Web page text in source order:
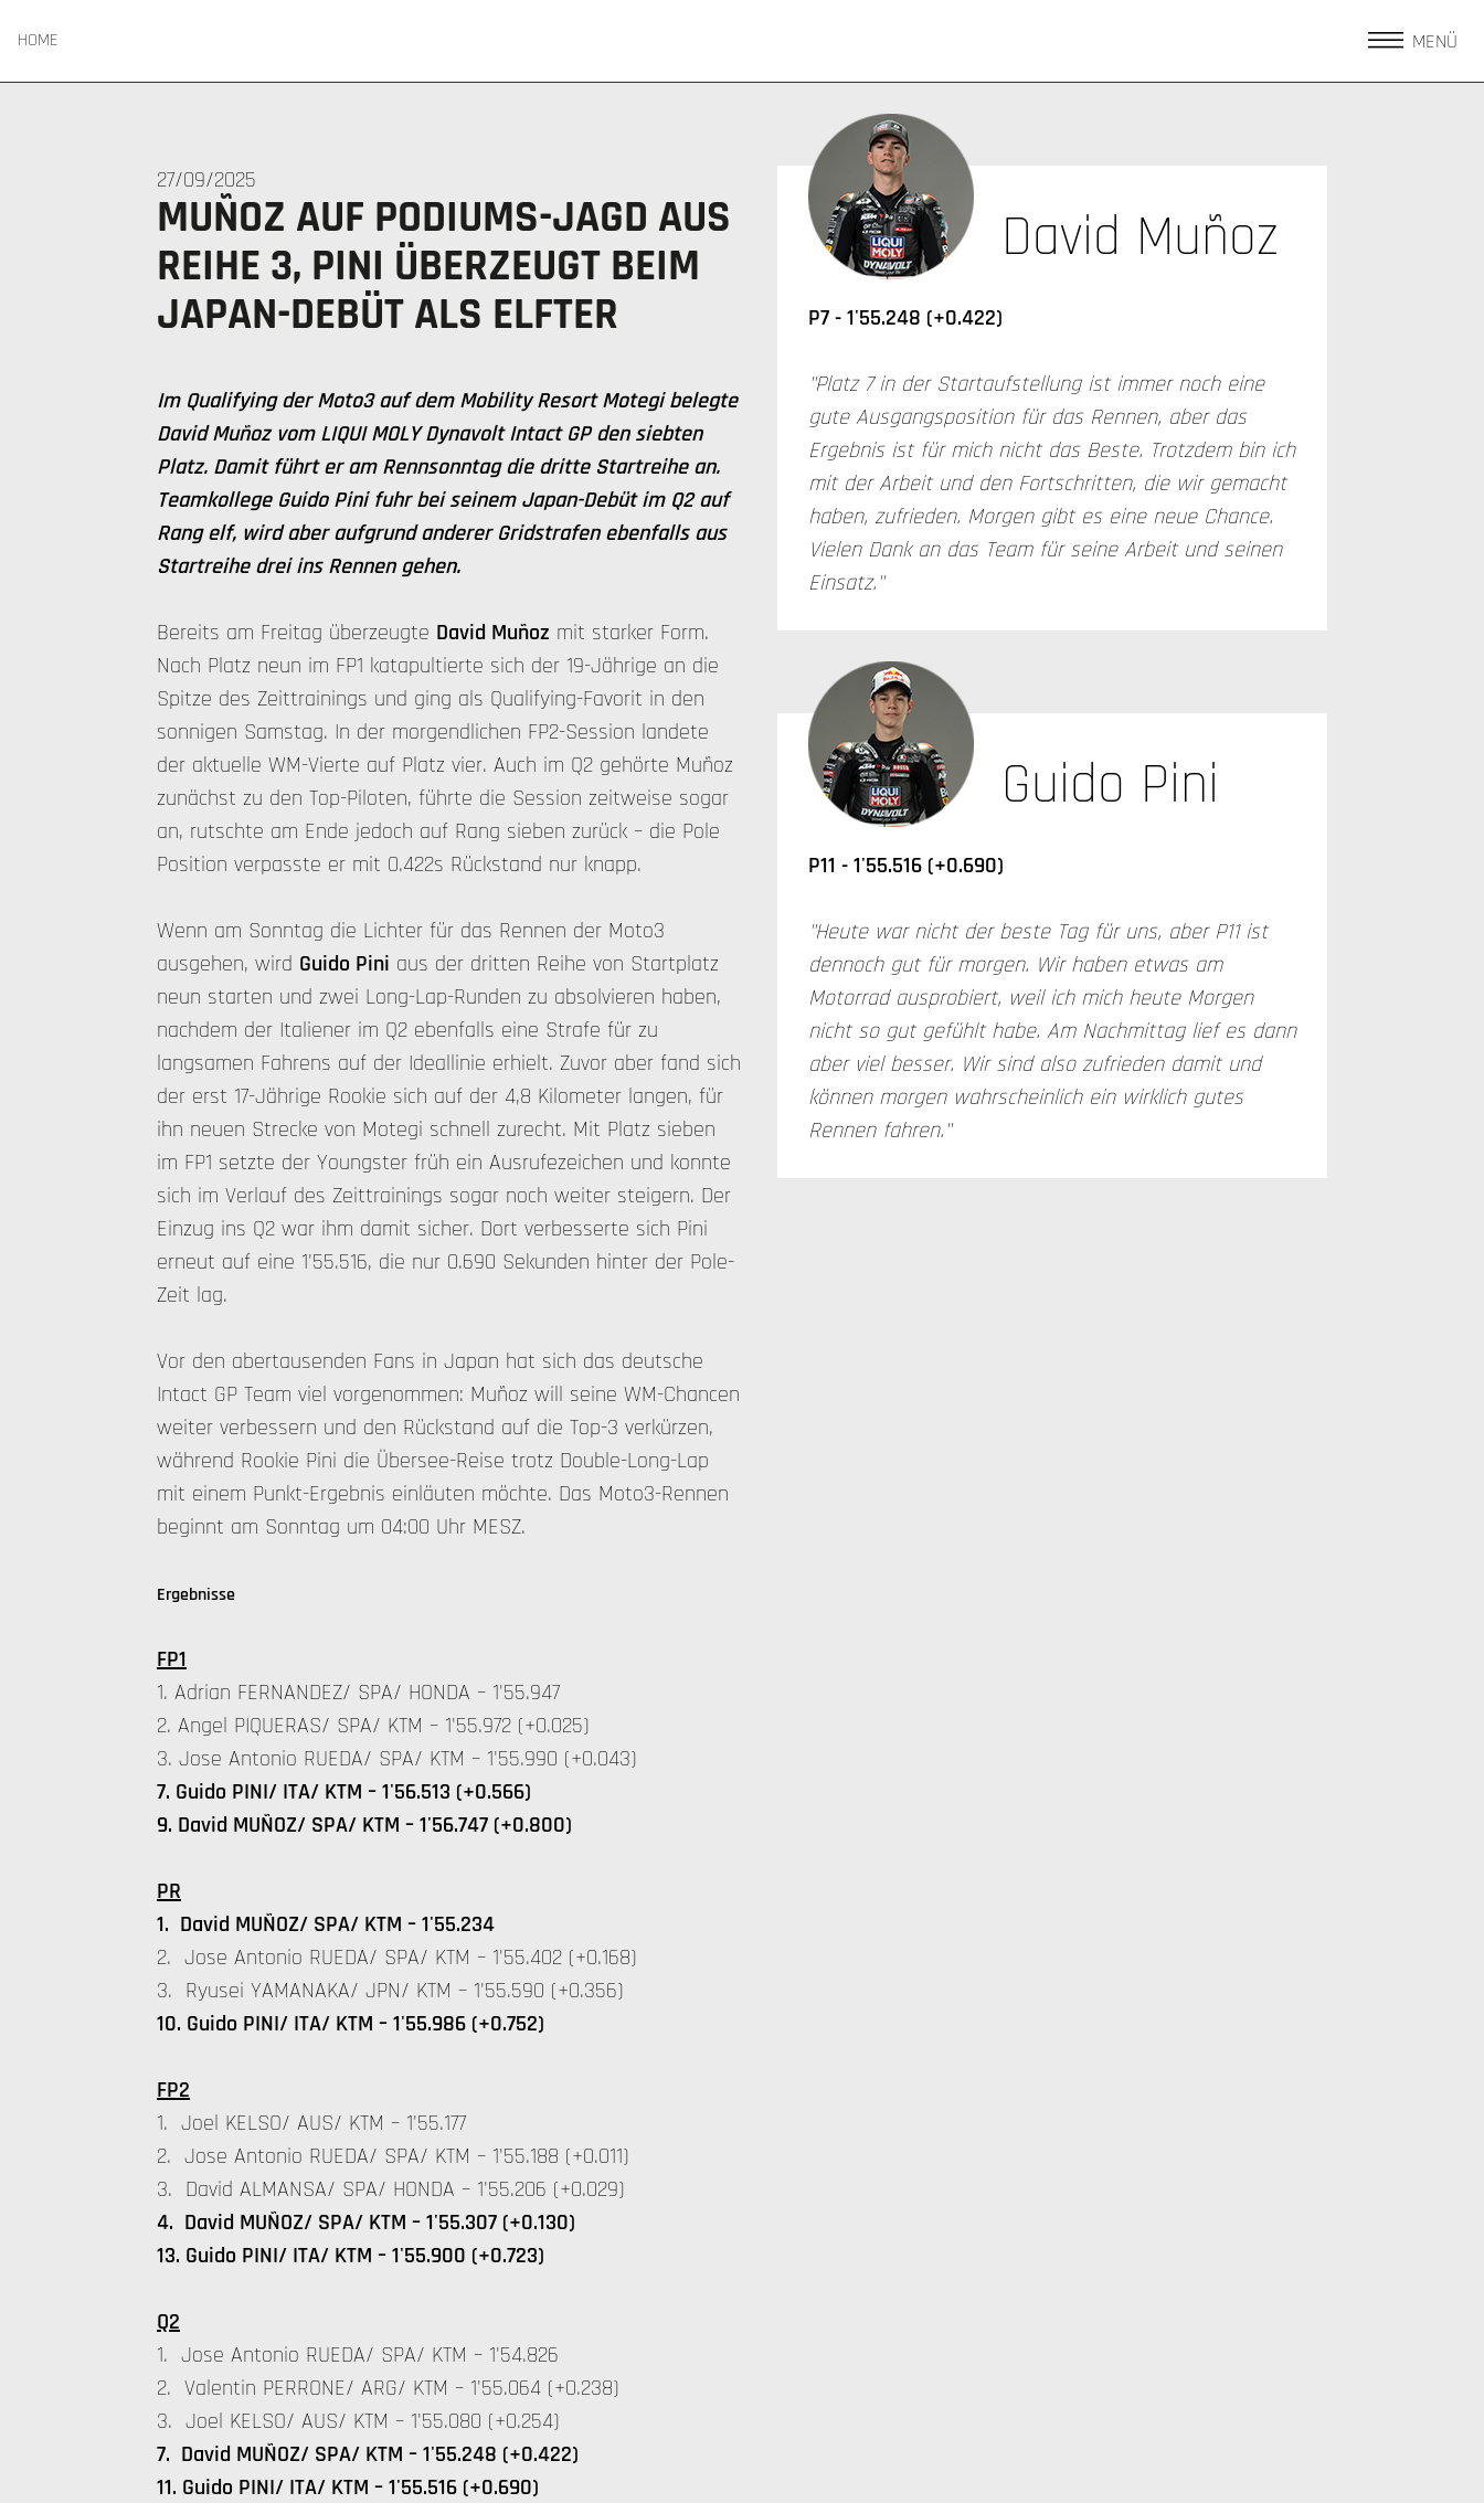
HOME MENÜ
27/09/2025
MUÑOZ AUF PODIUMS-JAGD AUS
REIHE 3, PINI ÜBERZEUGT BEIM
JAPAN-DEBÜT ALS ELFTER
Im Qualifying der Moto3 auf dem Mobility Resort Motegi belegte
David Muñoz vom LIQUI MOLY Dynavolt Intact GP den siebten
Platz. Damit führt er am Rennsonntag die dritte Startreihe an.
Teamkollege Guido Pini fuhr bei seinem Japan-Debüt im Q2 auf
Rang elf, wird aber aufgrund anderer Gridstrafen ebenfalls aus
Startreihe drei ins Rennen gehen.
Bereits am Freitag überzeugte David Muñoz mit starker Form.
Nach Platz neun im FP1 katapultierte sich der 19-Jährige an die
Spitze des Zeittrainings und ging als Qualifying-Favorit in den
sonnigen Samstag. In der morgendlichen FP2-Session landete
der aktuelle WM-Vierte auf Platz vier. Auch im Q2 gehörte Muñoz
zunächst zu den Top-Piloten, führte die Session zeitweise sogar
an, rutschte am Ende jedoch auf Rang sieben zurück – die Pole
Position verpasste er mit 0.422s Rückstand nur knapp.
Wenn am Sonntag die Lichter für das Rennen der Moto3
ausgehen, wird Guido Pini aus der dritten Reihe von Startplatz
neun starten und zwei Long-Lap-Runden zu absolvieren haben,
nachdem der Italiener im Q2 ebenfalls eine Strafe für zu
langsamen Fahrens auf der Ideallinie erhielt. Zuvor aber fand sich
der erst 17-Jährige Rookie sich auf der 4,8 Kilometer langen, für
ihn neuen Strecke von Motegi schnell zurecht. Mit Platz sieben
im FP1 setzte der Youngster früh ein Ausrufezeichen und konnte
sich im Verlauf des Zeittrainings sogar noch weiter steigern. Der
Einzug ins Q2 war ihm damit sicher. Dort verbesserte sich Pini
erneut auf eine 1'55.516, die nur 0.690 Sekunden hinter der Pole-
Zeit lag.
Vor den abertausenden Fans in Japan hat sich das deutsche
Intact GP Team viel vorgenommen: Muñoz will seine WM-Chancen
weiter verbessern und den Rückstand auf die Top-3 verkürzen,
während Rookie Pini die Übersee-Reise trotz Double-Long-Lap
mit einem Punkt-Ergebnis einläuten möchte. Das Moto3-Rennen
beginnt am Sonntag um 04:00 Uhr MESZ.
Ergebnisse
FP1
1. Adrian FERNANDEZ/ SPA/ HONDA – 1'55.947
2. Angel PIQUERAS/ SPA/ KTM – 1'55.972 (+0.025)
3. Jose Antonio RUEDA/ SPA/ KTM – 1'55.990 (+0.043)
7. Guido PINI/ ITA/ KTM – 1'56.513 (+0.566)
9. David MUÑOZ/ SPA/ KTM – 1'56.747 (+0.800)
PR
1. David MUÑOZ/ SPA/ KTM – 1'55.234
2. Jose Antonio RUEDA/ SPA/ KTM – 1'55.402 (+0.168)
3. Ryusei YAMANAKA/ JPN/ KTM – 1'55.590 (+0.356)
10. Guido PINI/ ITA/ KTM – 1'55.986 (+0.752)
FP2
1. Joel KELSO/ AUS/ KTM – 1'55.177
2. Jose Antonio RUEDA/ SPA/ KTM – 1'55.188 (+0.011)
3. David ALMANSA/ SPA/ HONDA – 1'55.206 (+0.029)
4. David MUÑOZ/ SPA/ KTM – 1'55.307 (+0.130)
13. Guido PINI/ ITA/ KTM – 1'55.900 (+0.723)
Q2
1. Jose Antonio RUEDA/ SPA/ KTM – 1'54.826
2. Valentin PERRONE/ ARG/ KTM – 1'55.064 (+0.238)
3. Joel KELSO/ AUS/ KTM – 1'55.080 (+0.254)
7. David MUÑOZ/ SPA/ KTM – 1'55.248 (+0.422)
11. Guido PINI/ ITA/ KTM – 1'55.516 (+0.690)
David Muñoz
P7 -1'55.248 (+0.422)
"Platz 7 in der Startaufstellung ist immer noch eine
gute Ausgangsposition für das Rennen, aber das
Ergebnis ist für mich nicht das Beste. Trotzdem bin ich
mit der Arbeit und den Fortschritten, die wir gemacht
haben, zufrieden. Morgen gibt es eine neue Chance.
Vielen Dank an das Team für seine Arbeit und seinen
Einsatz."
Guido Pini
P11 - 1'55.516 (+0.690)
"Heute war nicht der beste Tag für uns, aber P11 ist
dennoch gut für morgen. Wir haben etwas am
Motorrad ausprobiert, weil ich mich heute Morgen
nicht so gut gefühlt habe. Am Nachmittag lief es dann
aber viel besser. Wir sind also zufrieden damit und
können morgen wahrscheinlich ein wirklich gutes
Rennen fahren."